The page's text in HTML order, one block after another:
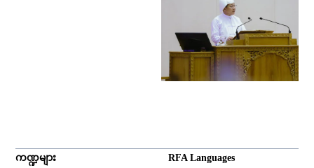
ကဏ္ဍများ
RFA Languages